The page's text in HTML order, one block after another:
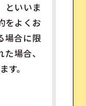
といいま
をよくお
場合に限
場合、
す。